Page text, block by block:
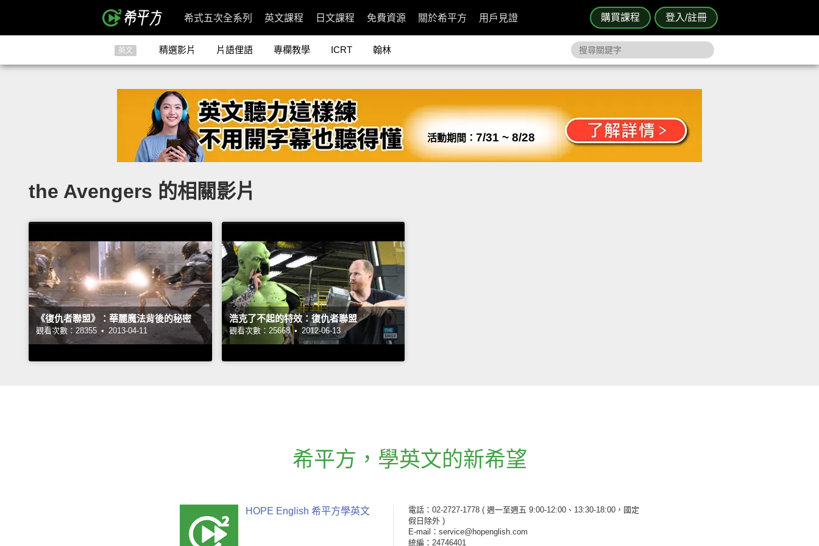
購買課程 登入/註冊
希式五次全系列 英文課程 日文課程 免費資源 關於希平方 用戶見證
英文 精選影片 片語俚語 專欄教學 ICRT 翰林
活動期間： 7/31 ~ 8/28
the Avengers 的相關影片
《復仇者聯盟》：華麗魔法背後的秘密
觀看次數：28355 • 2013-04-11
浩克了不起的特效：復仇者聯盟
觀看次數：25668 • 2012-06-13
希平方 ， 學英文的新希望
HOPE English 希平方學英文 電話：02-2727-1778 ( 週一至週五 9:00-12:00、13:30-18:00，國定
假日除外 )
E-mail：service@hopenglish.com
統編：24746401